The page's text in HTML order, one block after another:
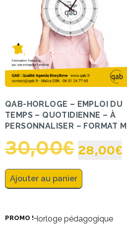
QAB-HORLOGE – EMPLOI DU
TEMPS – QUOTIDIENNE – À
PERSONNALISER – FORMAT M
30,00€ 28,00€
Ajouter au panier
PROMO !